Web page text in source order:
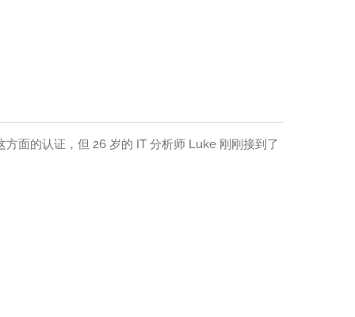
面的认证，但 26 岁的 IT 分析师 Luke 刚刚接到了